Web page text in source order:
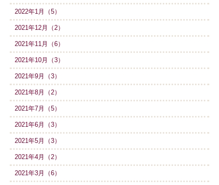
2022年1月（5）
2021年12月（2）
2021年11月（6）
2021年10月（3）
2021年9月（3）
2021年8月（2）
2021年7月（5）
2021年6月（3）
2021年5月（3）
2021年4月（2）
2021年3月（6）